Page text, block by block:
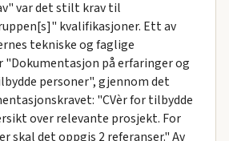
var det stilt krav til
kvalifikasjoner. Ett av
tekniske og faglige
"Dokumentasjon på erfaringer og
personer", gjennom det
"CVèr for tilbydde
over relevante prosjekt. For
skal det oppgis 2 referanser." Av